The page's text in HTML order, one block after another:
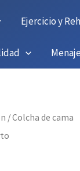
Ejercicio y
Menaje
/ Colcha de cama